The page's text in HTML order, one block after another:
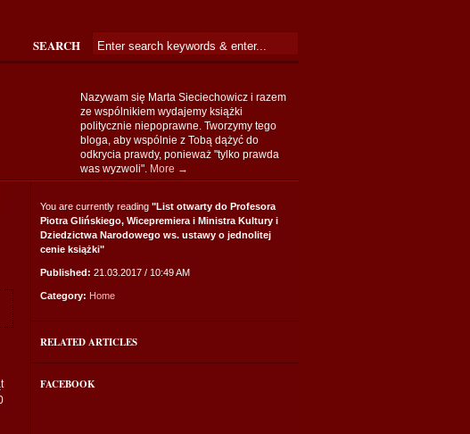
SEARCH
Nazywam się Marta Sieciechowicz i razem
ze wspólnikiem wydajemy książki
politycznie niepoprawne. Tworzymy tego
bloga, aby wspólnie z Tobą dążyć do
odkrycia prawdy, ponieważ "tylko prawda
was wyzwoli". More →
You are currently reading "List otwarty do Profesora
Piotra Glińskiego, Wicepremiera i Ministra Kultury i
Dziedzictwa Narodowego ws. ustawy o jednolitej
cenie książki"
Published: 21.03.2017 / 10:49 AM
Category: Home
RELATED ARTICLES
FACEBOOK